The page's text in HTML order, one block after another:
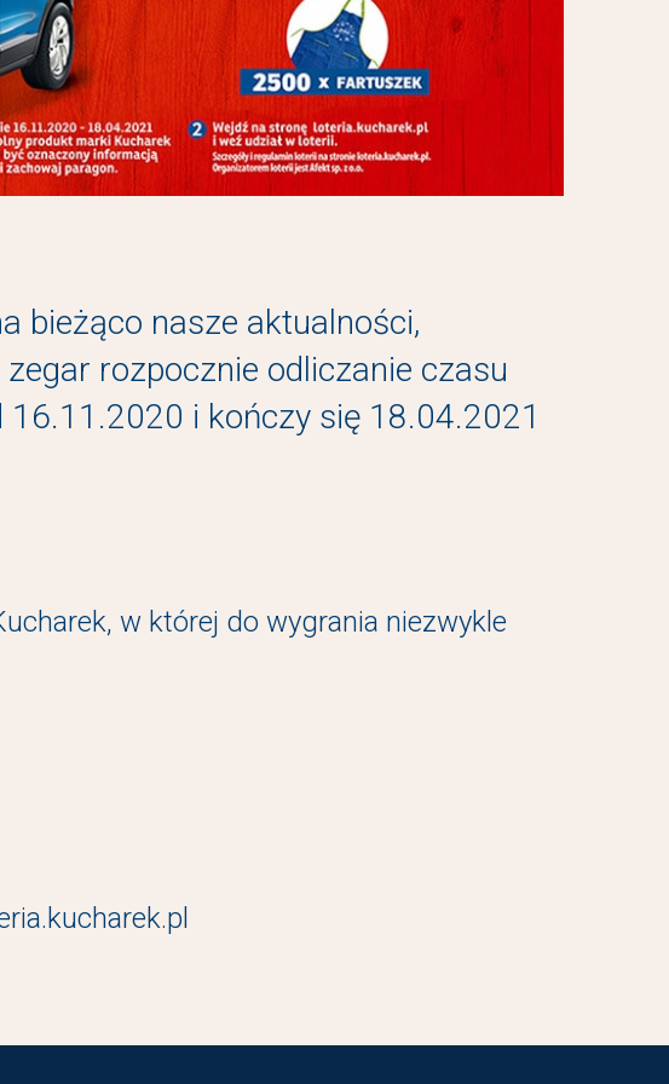
bieżąco nasze aktualności,
rozpocznie odliczanie czasu
i kończy się 18.04.2021
w której do wygrania niezwykle